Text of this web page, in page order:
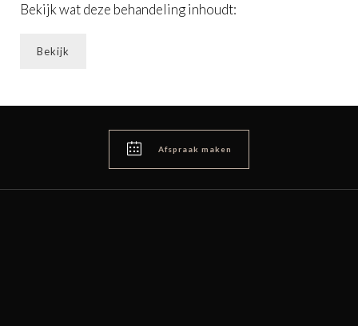
Bekijk wat deze behandeling inhoudt:
Bekijk
 Afspraak maken